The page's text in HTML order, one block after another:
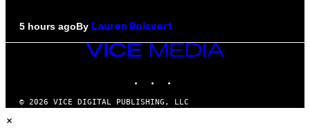
5 hours agoBy Lauren Boisvert
VICE
MEDIA
© 2026 VICE DIGITAL PUBLISHING, LLC
×